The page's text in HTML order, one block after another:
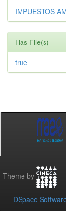
IMPUESTOS
Has File(s)
true
Theme by
DSpace